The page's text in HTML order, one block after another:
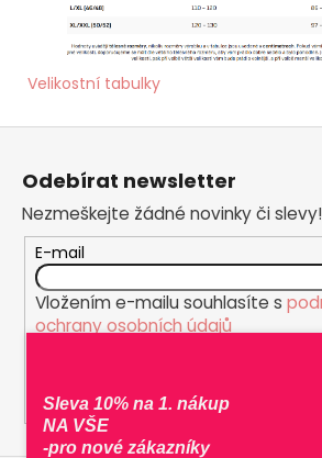
Velikostní tabulky
Z
Odebírat newsletter
Nezmeškejte žádné novinky či slevy!
E-mail
Vložením e-mailu souhlasíte s
ochrany osobních údajů
Sleva 10% na 1. nákup
NA VŠE
-pro nové zákazníky